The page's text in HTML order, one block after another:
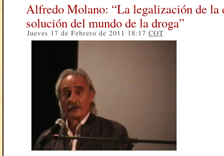
Alfredo Molano: “La legalización de la
solución del mundo de la droga”
Jueves 17 de Febrero de 2011 18:17 COT